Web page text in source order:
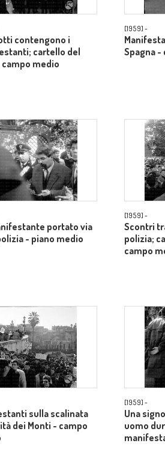
contengono i
cartello del
campo medio
[1959] -
Spagna -
portato via
- piano medio
[1959] -
Scontri
polizia;
campo
sulla scalinata
dei Monti - campo
[1959] -
Una
uomo